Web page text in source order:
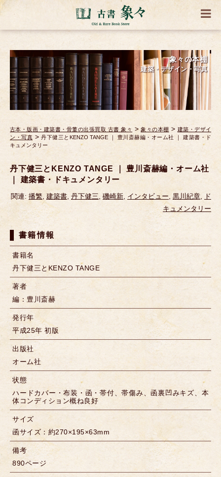
象々の本棚
建築・デザイン・写真
古本・版画・建築書・骨董の出張買取 古書 象々 >象々の本棚 > 建築・デザイ
ン・写真 > 丹下健三とKENZO TANGE ｜ 豊川斎赫編・オーム社 ｜ 建築書・ド
キュメンタリー
丹下健三とKENZO TANGE ｜ 豊川斎赫編・オーム社
｜ 建築書・ドキュメンタリー
関連: 播繁,建築書, 丹下健三, 磯崎新, インタビュー, 黒川紀章,
ド
キュメンタリー
書籍情報
書籍名
丹下健三とKENZO TANGE
著者
編：豊川斎赫
発行年
平成25年 初版
出版社
オーム社
状態
ハードカバー・布装・函・帯付、帯傷み、函裏凹みキズ、本
体コンディション概ね良好
サイズ
函サイズ：約270×195×63mm
備考
890ページ